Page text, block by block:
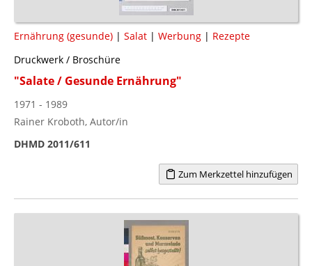
Ernährung (gesunde) | Salat | Werbung | Rezepte
Druckwerk / Broschüre
"Salate / Gesunde Ernährung"
1971 - 1989
Rainer Kroboth, Autor/in
DHMD 2011/611
Zum Merkzettel hinzufügen